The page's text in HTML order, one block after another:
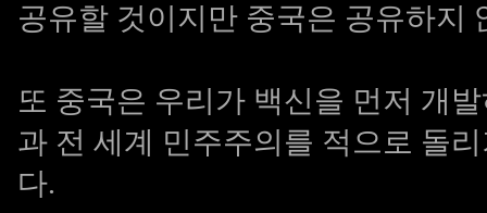
공유할 것이지만 중국은 공유하지
또 중국은 우리가 백신을 먼저 개
과 전 세계 민주주의를 적으로 돌
다.